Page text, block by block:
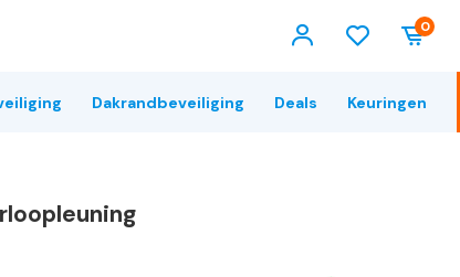
0
Dakrandbeveiliging Deals Keuringen